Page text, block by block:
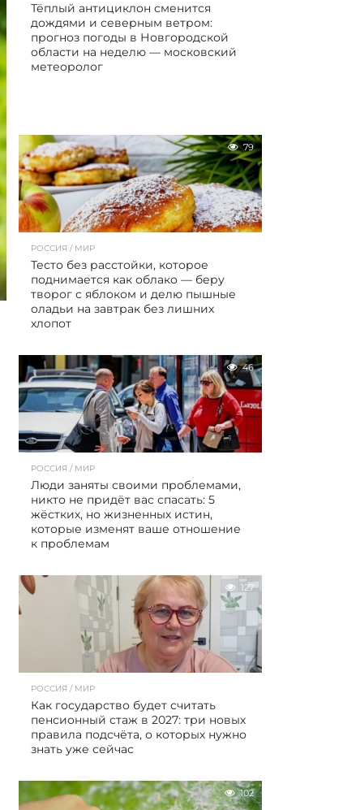
Тёплый антициклон сменится
дождями и северным ветром:
прогноз погоды в Новгородской
области на неделю — московский
метеоролог
79
РОССИЯ / МИР
Тесто без расстойки, которое
поднимается как облако — беру
творог с яблоком и делю пышные
оладьи на завтрак без лишних
хлопот
46
РОССИЯ / МИР
Люди заняты своими проблемами,
никто не придёт вас спасать: 5
жёстких, но жизненных истин,
которые изменят ваше отношение
к проблемам
127
РОССИЯ / МИР
Как государство будет считать
пенсионный стаж в 2027: три новых
правила подсчёта, о которых нужно
знать уже сейчас
102